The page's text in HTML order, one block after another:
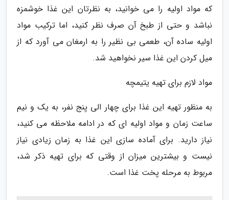
که مواد اولیه را می خوانید، به نظرتان این غذا خوشمزه
نباشد و حتی از طبخ آن صرف نظر کنید، اما ترکیب مواد
اولیه ساده آن، طعمی بی نظیر را به ارمغان می آورد که از
میل کردن این غذا سیر نخواهید شد.
مواد لازم برای تهیه یتیمچه
به منظور تهیه این غذا برای چهار الی پنج نفر، به یک و نیم
ساعت زمان و مواد اولیه ای که در ادامه ملاحظه می کنید،
نیاز دارید. برای آماده سازی این غذا به زمان زیادی نیاز
نیست و بیشترین میزان از وقتی که برای تهیه ذکر شد،
مربوط به مرحله پخت غذا است.